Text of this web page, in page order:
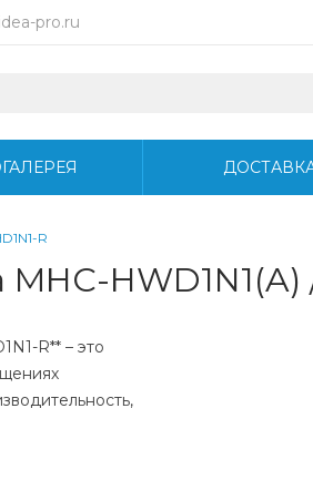
pro.ru
R
HWD1N1(A)
R** – это